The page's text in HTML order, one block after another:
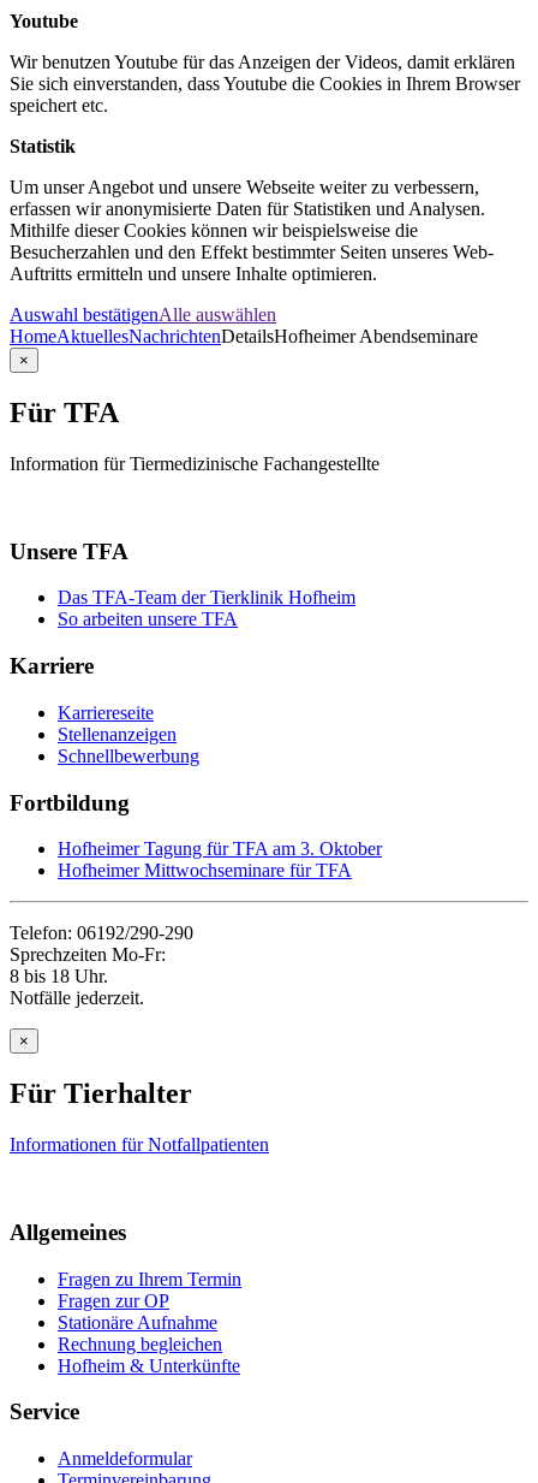
Youtube
Wir benutzen Youtube für das Anzeigen der Videos, damit erklären
Sie sich einverstanden, dass Youtube die Cookies in Ihrem Browser
speichert etc.
Statistik
Um unser Angebot und unsere Webseite weiter zu verbessern,
erfassen wir anonymisierte Daten für Statistiken und Analysen.
Mithilfe dieser Cookies können wir beispielsweise die
Besucherzahlen und den Effekt bestimmter Seiten unseres Web-
Auftritts ermitteln und unsere Inhalte optimieren.
Auswahl bestätigenAlle auswählen
HomeAktuellesNachrichtenDetailsHofheimer Abendseminare
×
Für TFA
Information für Tiermedizinische Fachangestellte
Unsere TFA
Das TFA-Team der Tierklinik Hofheim
So arbeiten unsere TFA
Karriere
Karriereseite
Stellenanzeigen
Schnellbewerbung
Fortbildung
Hofheimer Tagung für TFA am 3. Oktober
Hofheimer Mittwochseminare für TFA
Telefon: 06192/290-290
Sprechzeiten Mo-Fr:
8 bis 18 Uhr.
Notfälle jederzeit.
×
Für Tierhalter
Informationen für Notfallpatienten
Allgemeines
Fragen zu Ihrem Termin
Fragen zur OP
Stationäre Aufnahme
Rechnung begleichen
Hofheim & Unterkünfte
Service
Anmeldeformular